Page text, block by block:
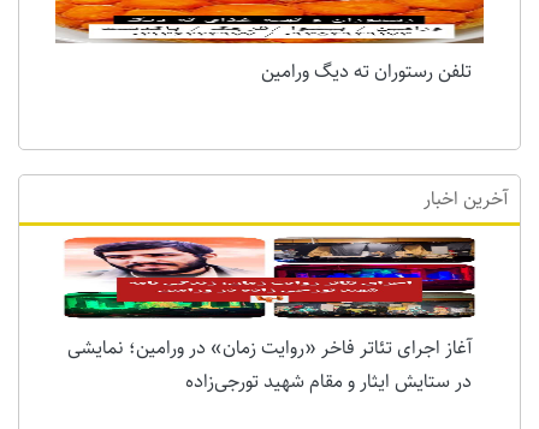
تلفن رستوران ته دیگ ورامین
آخرین اخبار
آغاز اجرای تئاتر فاخر «روایت زمان» در ورامین؛ نمایشی
در ستایش ایثار و مقام شهید تورجی‌زاده